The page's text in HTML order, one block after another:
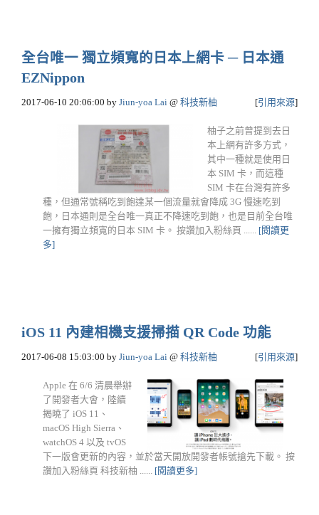
全台唯一 獨立頻寬的日本上網卡 ─ 日本通
EZNippon
2017-06-10 20:06:00 by Jiun-yoa Lai @ 科技新柚 [引用來源]
柚子之前曾提到去日
本上網有許多方式，
其中一種就是使用日
本 SIM 卡，而這種
SIM 卡在台灣有許多
種，但通常號稱吃到飽達某一個流量就會降成 3G 慢速吃到
飽，日本通則是全台唯一真正不降速吃到飽，也是目前全台唯
一擁有獨立頻寬的日本 SIM 卡。 按讚加入粉絲頁 ...... [閱讀更
多]
iOS 11 內建相機支援掃描 QR Code 功能
2017-06-08 15:03:00 by Jiun-yoa Lai @ 科技新柚 [引用來源]
Apple 在 6/6 清晨舉辦
了開發者大會，陸續
揭曉了 iOS 11、
macOS High Sierra、
watchOS 4 以及 tvOS
下一版會更新的內容，並於當天開放開發者帳號搶先下載。 按
讚加入粉絲頁 科技新柚 ...... [閱讀更多]